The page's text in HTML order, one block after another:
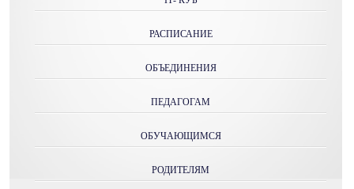
РАСПИСАНИЕ
ОБЪЕДИНЕНИЯ
ПЕДАГОГАМ
ОБУЧАЮЩИМСЯ
РОДИТЕЛЯМ